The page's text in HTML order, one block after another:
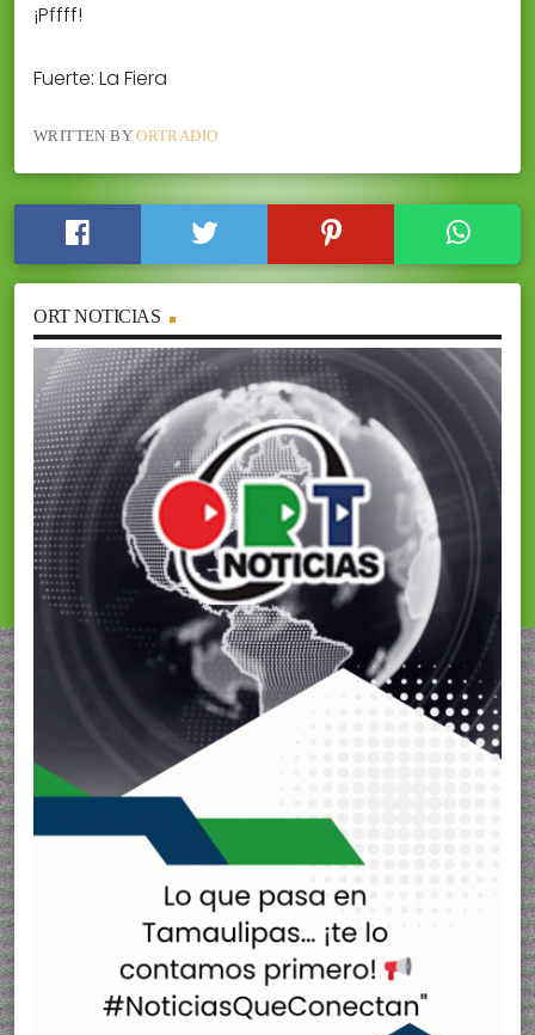
¡Pffff!
Fuerte: La Fiera
WRITTEN BYORTRADIO
ORT NOTICIAS